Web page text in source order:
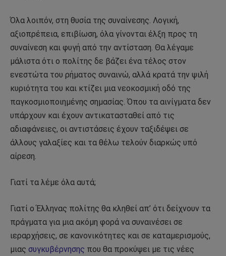
Όλα λοιπόν, στη θυσία της συναίνεσης. Λογική,
αξιοπρέπεια, επιβίωση, όλα γίνονται έλξη προς τη
συναίνεση και φυγή από την αντίσταση. Θα λέγαμε
μάλιστα ότι ο πολίτης δε βάζει ένα τέλος στον
ενεστώτα του ρήματος συναινώ, αλλά κρατά την ψιλή
κυριότητα του και κτίζει μια νεοκοσμική οδό της
παγκοσμιοποιημένης σημασίας. Όπου τα αινίγματα δεν
υπάρχουν και έχουν αντικατασταθεί από τις
αδιαφάνειες, οι αντιστάσεις έχουν ταξιδέψει σε
άλλους γαλαξίες και τα θέλω τελούν διαρκώς υπό
αίρεση.
Γιατί τα λέμε όλα αυτά;
Γιατί ο Έλληνας πολίτης θα κληθεί απ’ ότι δείχνουν τα
πράγματα για μια ακόμη φορά να συναινέσει σε
ιεραρχήσεις, σε κανονικότητες και σε καταμερισμούς,
μιας συγκυβέρνησης που θα προκύψει με τις νέες